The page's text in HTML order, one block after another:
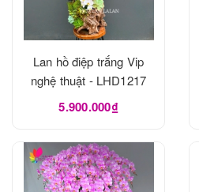
Lan hồ điệp trắng Vip
nghệ thuật - LHD1217
5.900.000₫